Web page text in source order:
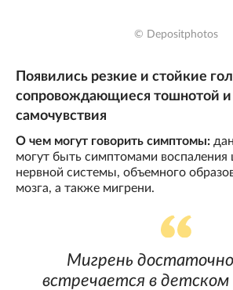
© Depositphotos
Появились резкие и стойкие
сопровождающиеся тошнотой
самочувствия
О чем могут говорить симптомы:
могут быть симптомами воспаления
нервной системы, объемного
мозга, а также мигрени.
Мигрень
встречается в детском